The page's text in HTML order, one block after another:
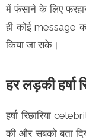
में फंसाने के लिए
ही कोई message
किया जा सके।
हर लड़की हर्षा
हर्षा रिछारिया
की और सबको बता